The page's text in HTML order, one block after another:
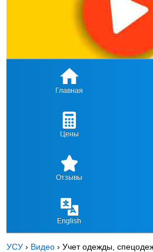
Главная
Цены
Отзывы
English
УСУ › Видео ›Учет одежды,